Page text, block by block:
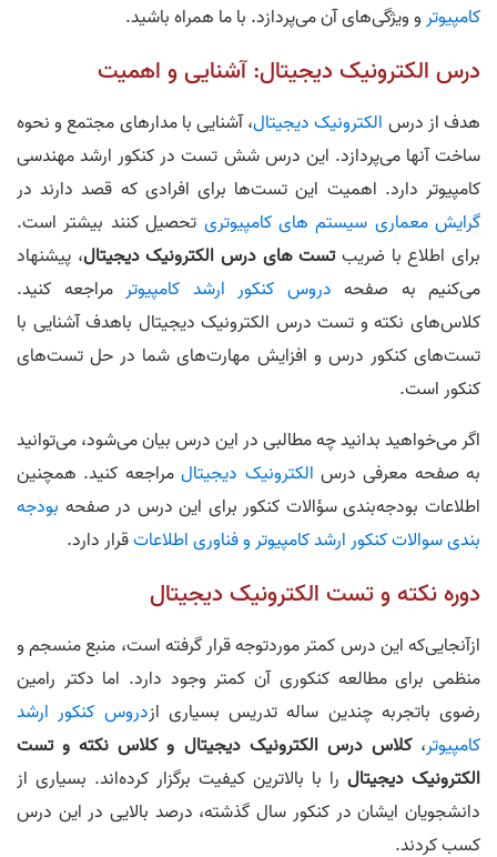
کامپیوترو ویژگی‌های آن می‌پردازد. با ما همراه باشید.
درس الکترونیک دیجیتال: آشنایی و اهمیت
هدف از درس الکترونیک دیجیتال، آشنایی با مدار‌‌های مجتمع و نحوه
ساخت‌ آنها می‌پردازد. این درس شش تست در کنکور ارشد مهندسی
کامپیوتر دارد. اهمیت این تست‌ها برای افرادی که قصد دارند در
گرایش معماری سیستم‌ های کامپیوتری تحصیل کنند بیشتر است.
برای اطلاع با ضریبتست‌‌ های درس الکترونیک‌ دیجیتال، پیشنهاد
می‌کنیم به صفحه دروس کنکور ارشد کامپیوتر مراجعه کنید.
کلاس‌های نکته و تست درس الکترونیک دیجیتال باهدف آشنایی با
تست‌های کنکور درس و افزایش مهارت‌های شما در حل تست‌های
کنکور است.
اگر می‌خواهید بدانید چه مطالبی در این درس بیان می‌شود، می‌توانید
به صفحه معرفی درس الکترونیک دیجیتالمراجعه کنید. همچنین
اطلاعات بودجه‌بندی سؤالات کنکور برای این درس در صفحه بودجه
بندی سوالات کنکور ارشد کامپیوتر و فناوری اطلاعاتقرار دارد.
دوره نکته و تست الکترونیک دیجیتال
ازآنجایی‌که این درس کمتر موردتوجه قرار گرفته است، منبع منسجم و
منظمی برای مطالعه کنکوری آن کمتر وجود دارد. اما دکتر رامین
رضوی باتجربه چندین ساله تدریس بسیاری ازدروس کنکور ارشد
کامپیوتر،کلاس درس الکترونیک دیجیتال و کلاس نکته و تست
الکترونیک دیجیتال را با بالاترین کیفیت برگزار کرده‌اند. بسیاری از
دانشجویان ایشان در کنکور سال گذشته، درصد بالایی در این درس
کسب کردند.